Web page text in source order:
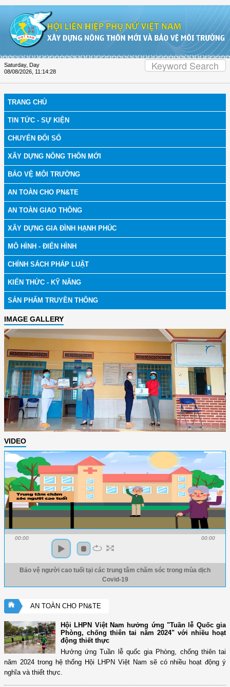
Saturday, Day
08/08/2026 11:14:29
TRANG CHỦ
TIN TỨC - SỰ KIỆN
CHUYỂN ĐỔI SỐ
XÂY DỰNG NÔNG THÔN MỚI
BẢO VỆ MÔI TRƯỜNG
AN TOÀN CHO PN&TE
AN TOÀN GIAO THÔNG
XÂY DỰNG GIA ĐÌNH HẠNH PHÚC
MÔ HÌNH - ĐIỂN HÌNH
CHÍNH SÁCH PHÁP LUẬT
KIẾN THỨC - KỸ NĂNG
SẢN PHẨM TRUYỀN THÔNG
IMAGE GALLERY
VIDEO
00:00 00:00
Bảo vệ người cao tuổi tại các trung tâm chăm sóc trong mùa dịch
Covid-19
AN TOÀN CHO PN&TE
Hội LHPN Việt Nam hưởng ứng "Tuần lễ Quốc gia
Phòng, chống thiên tai năm 2024" với nhiều hoạt
động thiết thực
Hưởng ứng Tuần lễ quốc gia Phòng, chống thiên tai
năm 2024 trong hệ thống Hội LHPN Việt Nam sẽ có nhiều hoạt động ý
nghĩa và thiết thực.